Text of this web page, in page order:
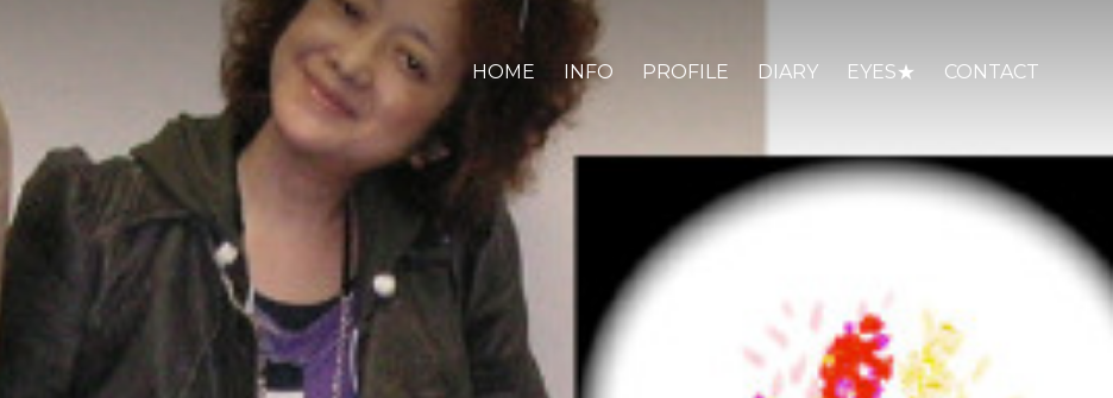
HOME INFO PROFILE DIARY EYES★ CONTACT